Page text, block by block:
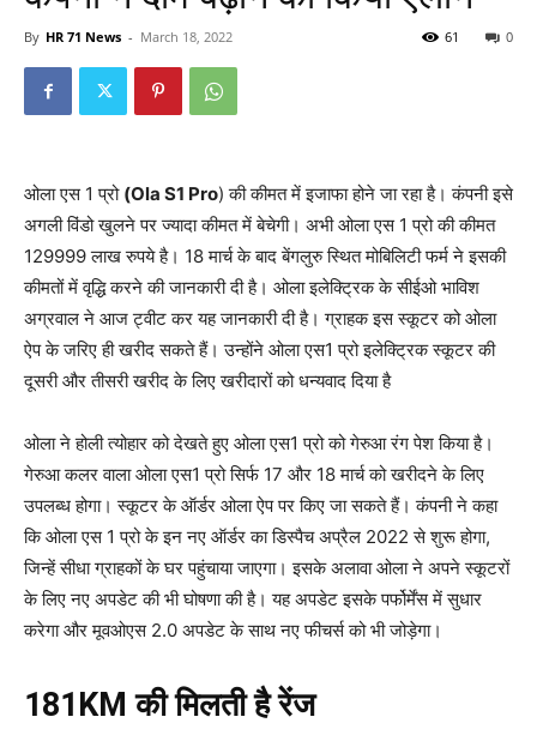
By HR 71 News - March 18, 2022 0
61
ओला एस 1 प्रो (Ola S1 Pro) की कीमत में इजाफा होने जा रहा है। कंपनी इसे
अगली विंडो खुलने पर ज्यादा कीमत में बेचेगी। अभी ओला एस 1 प्रो की कीमत
129999 लाख रुपये है। 18 मार्च के बाद बेंगलुरु स्थित मोबिलिटी फर्म ने इसकी
कीमतों में वृद्धि करने की जानकारी दी है। ओला इलेक्ट्रिक के सीईओ भाविश
अग्रवाल ने आज ट्वीट कर यह जानकारी दी है। ग्राहक इस स्कूटर को ओला
ऐप के जरिए ही खरीद सकते हैं। उन्होंने ओला एस1 प्रो इलेक्ट्रिक स्कूटर की
दूसरी और तीसरी खरीद के लिए खरीदारों को धन्यवाद दिया है
ओला ने होली त्योहार को देखते हुए ओला एस1 प्रो को गेरुआ रंग पेश किया है।
गेरुआ कलर वाला ओला एस1 प्रो सिर्फ 17 और 18 मार्च को खरीदने के लिए
उपलब्ध होगा। स्कूटर के ऑर्डर ओला ऐप पर किए जा सकते हैं। कंपनी ने कहा
कि ओला एस 1 प्रो के इन नए ऑर्डर का डिस्पैच अप्रैल 2022 से शुरू होगा,
जिन्हें सीधा ग्राहकों के घर पहुंचाया जाएगा। इसके अलावा ओला ने अपने स्कूटरों
के लिए नए अपडेट की भी घोषणा की है। यह अपडेट इसके पर्फोर्मेंस में सुधार
करेगा और मूवओएस 2.0 अपडेट के साथ नए फीचर्स को भी जोड़ेगा।
181KM की मिलती है रेंज